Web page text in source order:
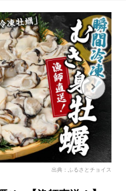
出典：ふるさとチョイス